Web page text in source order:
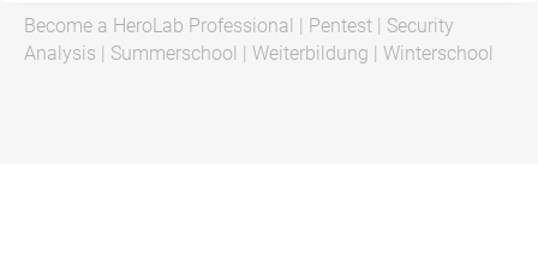
Become a HeroLab Professional Pentest
Security
Analysis
Summerschool Weiterbildung Winterschool